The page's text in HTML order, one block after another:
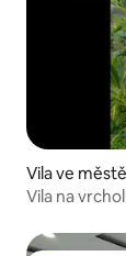
Vila ve
Vila na